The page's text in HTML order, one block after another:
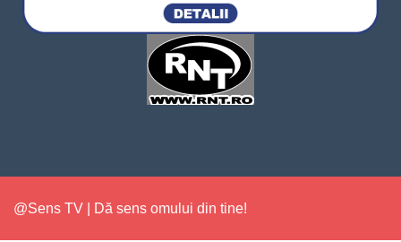
@Sens TV | Dă sens omului din tine!